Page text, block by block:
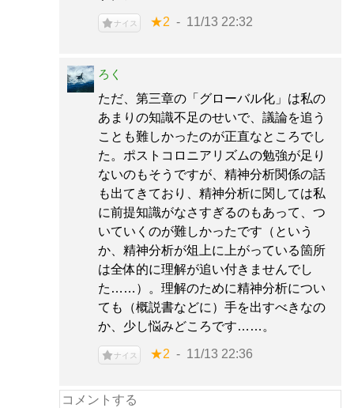
ナイス ★2 11/13 22:32
ろく
ただ、第三章の「グローバル化」は私の
あまりの知識不足のせいで、議論を追う
ことも難しかったのが正直なところでし
た。ポストコロニアリズムの勉強が足り
ないのもそうですが、精神分析関係の話
も出てきており、精神分析に関しては私
に前提知識がなさすぎるのもあって、つ
いていくのが難しかったです（という
か、精神分析が俎上に上がっている箇所
は全体的に理解が追い付きませんでし
た……）。理解のために精神分析につい
ても（概説書などに）手を出すべきなの
か、少し悩みどころです……。
ナイス ★2 11/13 22:36